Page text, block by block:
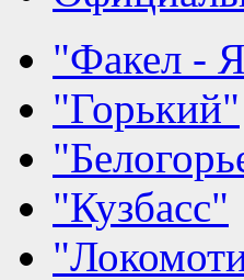
"Факел -
"Горький"
"Кузбасс"